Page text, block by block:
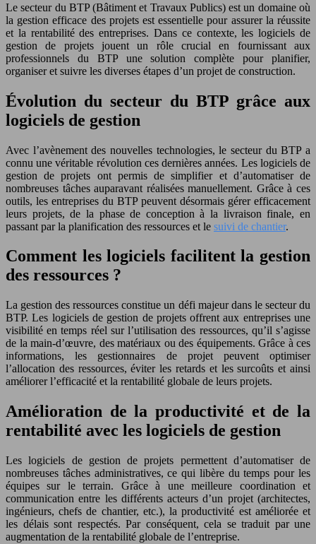
Le secteur du BTP (Bâtiment et Travaux Publics) est un domaine où
la gestion efficace des projets est essentielle pour assurer la réussite
et la rentabilité des entreprises. Dans ce contexte, les logiciels de
gestion de projets jouent un rôle crucial en fournissant aux
professionnels du BTP une solution complète pour planifier,
organiser et suivre les diverses étapes d’un projet de construction.
Évolution du secteur du BTP grâce aux
logiciels de gestion
Avec l’avènement des nouvelles technologies, le secteur du BTP a
connu une véritable révolution ces dernières années. Les logiciels de
gestion de projets ont permis de simplifier et d’automatiser de
nombreuses tâches auparavant réalisées manuellement. Grâce à ces
outils, les entreprises du BTP peuvent désormais gérer efficacement
leurs projets, de la phase de conception à la livraison finale, en
passant par la planification des ressources et le suivi de chantier.
Comment les logiciels facilitent la gestion
des ressources ?
La gestion des ressources constitue un défi majeur dans le secteur du
BTP. Les logiciels de gestion de projets offrent aux entreprises une
visibilité en temps réel sur l’utilisation des ressources, qu’il s’agisse
de la main-d’œuvre, des matériaux ou des équipements. Grâce à ces
informations, les gestionnaires de projet peuvent optimiser
l’allocation des ressources, éviter les retards et les surcoûts et ainsi
améliorer l’efficacité et la rentabilité globale de leurs projets.
Amélioration de la productivité et de la
rentabilité avec les logiciels de gestion
Les logiciels de gestion de projets permettent d’automatiser de
nombreuses tâches administratives, ce qui libère du temps pour les
équipes sur le terrain. Grâce à une meilleure coordination et
communication entre les différents acteurs d’un projet (architectes,
ingénieurs, chefs de chantier, etc.), la productivité est améliorée et
les délais sont respectés. Par conséquent, cela se traduit par une
augmentation de la rentabilité globale de l’entreprise.